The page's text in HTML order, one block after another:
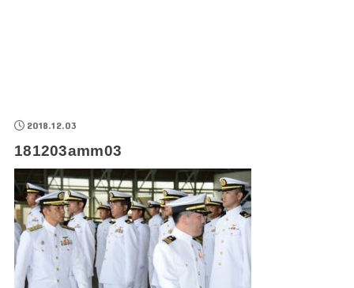
2018.12.03
181203amm03